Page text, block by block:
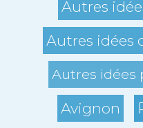
Autres
Autres idées
Autres idées
Avignon